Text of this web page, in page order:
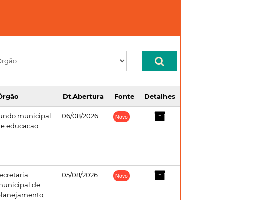
Dt.Abertura Fonte Detalhes
municipal
educacao
06/08/2026 Novo
de
05/08/2026 Novo